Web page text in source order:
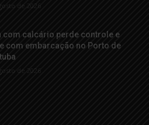
de 2026
com calcário perde controle e
com embarcação no Porto de
de 2026